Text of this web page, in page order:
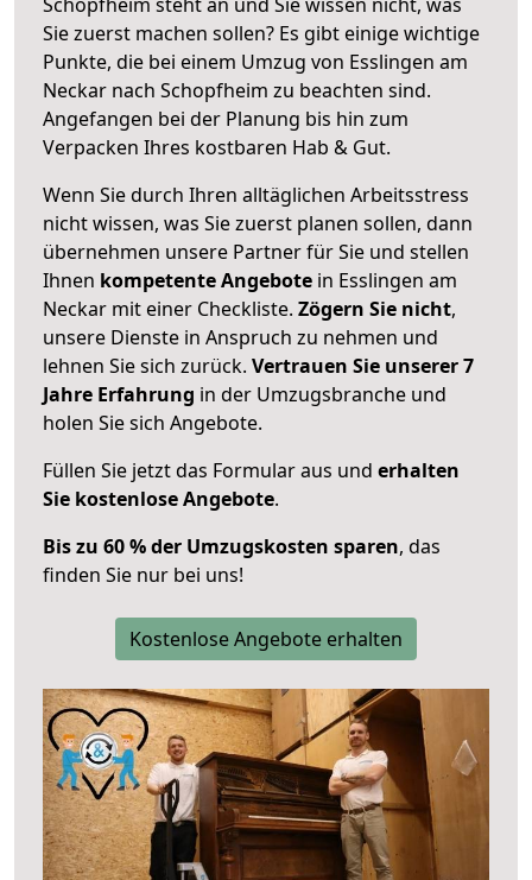
Sie zuerst machen sollen? Es gibt einige wichtige
Punkte, die bei einem Umzug von Esslingen am
Neckar nach Schopfheim zu beachten sind.
Angefangen bei der Planung bis hin zum
Verpacken Ihres kostbaren Hab & Gut.
Wenn Sie durch Ihren alltäglichen Arbeitsstress
nicht wissen, was Sie zuerst planen sollen, dann
übernehmen unsere Partner für Sie und stellen
Ihnen kompetente Angebote in Esslingen am
Neckar mit einer Checkliste. Zögern Sie nicht,
unsere Dienste in Anspruch zu nehmen und
lehnen Sie sich zurück. Vertrauen Sie unserer 7
Jahre Erfahrung in der Umzugsbranche und
holen Sie sich Angebote.
Füllen Sie jetzt das Formular aus und erhalten
Sie kostenlose Angebote.
Bis zu 60 % der Umzugskosten sparen, das
finden Sie nur bei uns!
Kostenlose Angebote erhalten